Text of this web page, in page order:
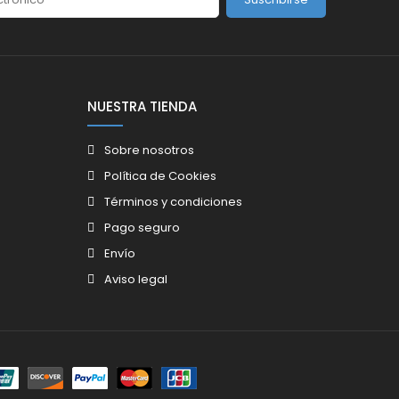
NUESTRA TIENDA
Sobre nosotros
Política de Cookies
Términos y condiciones
Pago seguro
Envío
Aviso legal